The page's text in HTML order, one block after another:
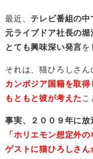
最近、 テレビ番組の中
元ライブドア社長の堀
とても興味深い発言を
それは、猫ひろしさん
カンボジア国籍を取得
もともと彼が考えた こ
事実、２００９年に放
「ホリエモン想定外
ゲストに猫ひろしさん